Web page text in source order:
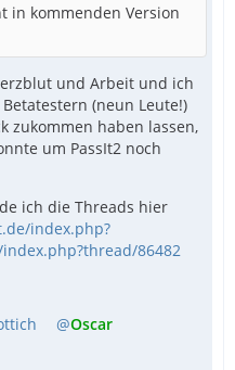
in kommenden Version
und Arbeit und ich
(neun Leute!)
zukommen haben lassen,
um PassIt2 noch
ich die Threads hier
index.php?
86482
Oscar